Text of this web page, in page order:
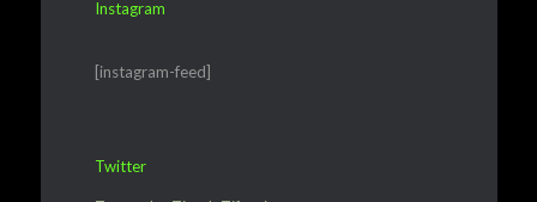
Instagram
[instagram-feed]
Twitter